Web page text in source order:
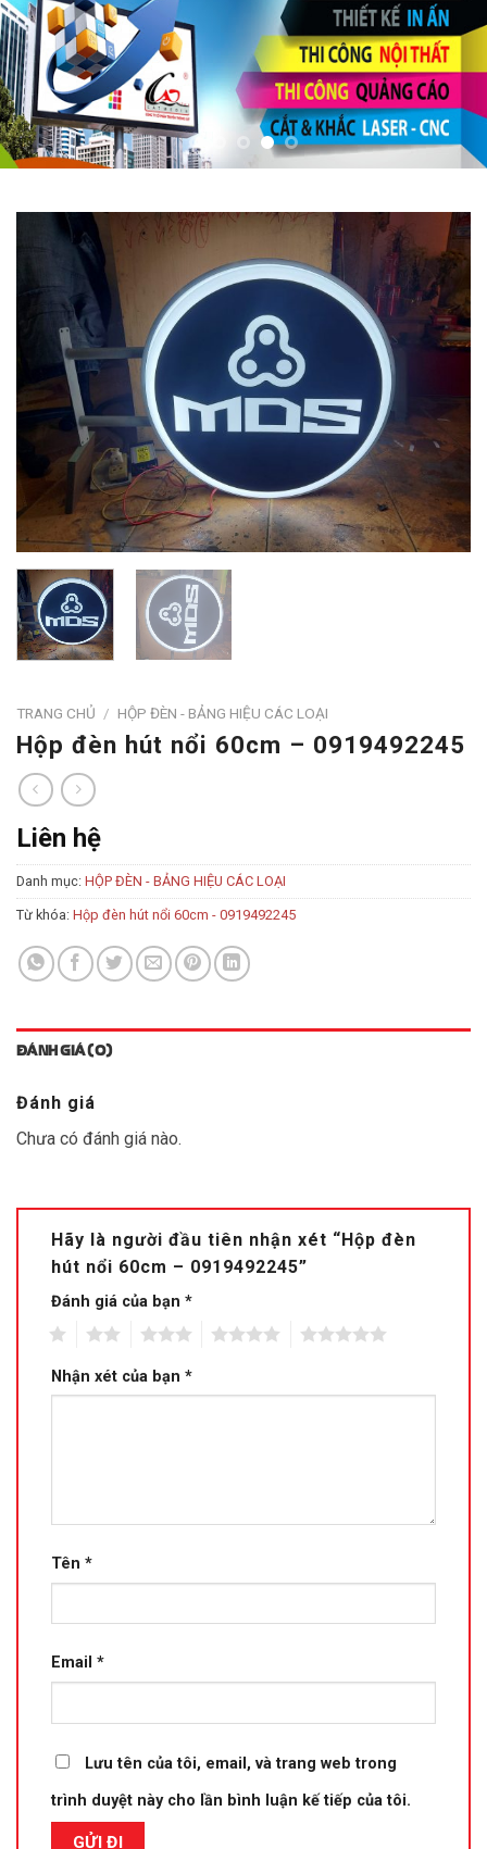
Hộp đèn hút nổi 60cm – 0919492245
Liên hệ
Danh mục:HỘP ĐÈN - BẢNG HIỆU CÁC LOẠI
Từ khóa:Hộp đèn hút nổi 60cm - 0919492245
Chưa có đánh giá nào.
Hãy là người đầu tiên nhận xét “Hộp đèn
hút nổi 60cm – 0919492245”
Đánh giá của bạn *
2 3
Nhận xét của bạn *
trình duyệt này cho lần bình luận kế tiếp của tôi.